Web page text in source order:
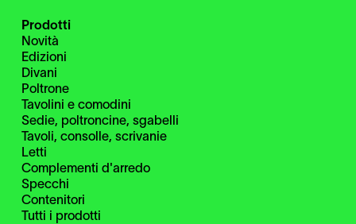
Prodotti
Novità
Edizioni
Divani
Poltrone
Tavolini e comodini
Sedie, poltroncine, sgabelli
Tavoli, consolle, scrivanie
Letti
Complementi d'arredo
Specchi
Contenitori
Tutti i prodotti